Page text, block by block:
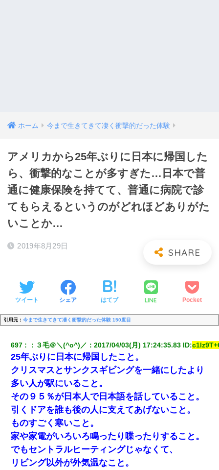
ホーム 今まで生きてきて凄く衝撃的だった体験
アメリカから25年ぶりに日本に帰国した
ら、衝撃的なことが多すぎた…日本で普
通に健康保険を持てて、普通に病院で診
てもらえるというのがどれほどありがた
いことか…
2019年8月29日
ツイート シェア はてブ LINE Pocket
引用元： 今まで生きてきて凄く衝撃的だった体験 150度目
697 ： ３毛＠＼(^o^)／ ：2017/04/03(月) 17:24:35.83 ID:
25年ぶりに日本に帰国したこと。
クリスマスとサンクスギビングを一緒にしたより
多い人が駅にいること。
その９５％が日本人で日本語を話していること。
引くドアを誰も後の人に支えてあげないこと。
ものすごく寒いこと。
家や家電がいろいろ鳴ったり喋ったりすること。
でもセントラルヒーティングじゃなくて、
リビング以外が外気温なこと。